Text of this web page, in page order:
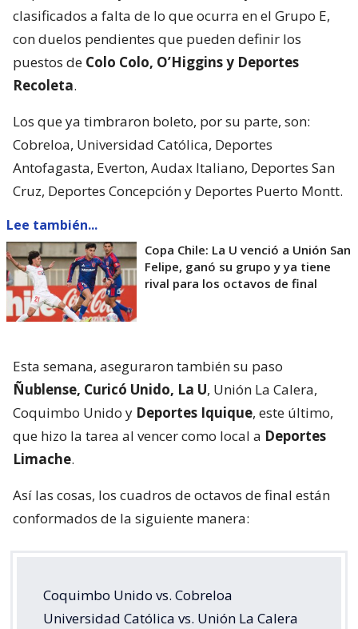
clasificados a falta de lo que ocurra en el Grupo E,
con duelos pendientes que pueden definir los
puestos de Colo Colo, O’Higgins y Deportes
Recoleta.
Los que ya timbraron boleto, por su parte, son:
Cobreloa, Universidad Católica, Deportes
Antofagasta, Everton, Audax Italiano, Deportes San
Cruz, Deportes Concepción y Deportes Puerto Montt.
Lee también...
Copa Chile: La U venció a Unión San
Felipe, ganó su grupo y ya tiene
rival para los octavos de final
Esta semana, aseguraron también su paso
Ñublense, Curicó Unido, La U, Unión La Calera,
Coquimbo Unido y Deportes Iquique, este último,
que hizo la tarea al vencer como local a Deportes
Limache.
Así las cosas, los cuadros de octavos de final están
conformados de la siguiente manera:
Coquimbo Unido vs. Cobreloa
Universidad Católica vs. Unión La Calera